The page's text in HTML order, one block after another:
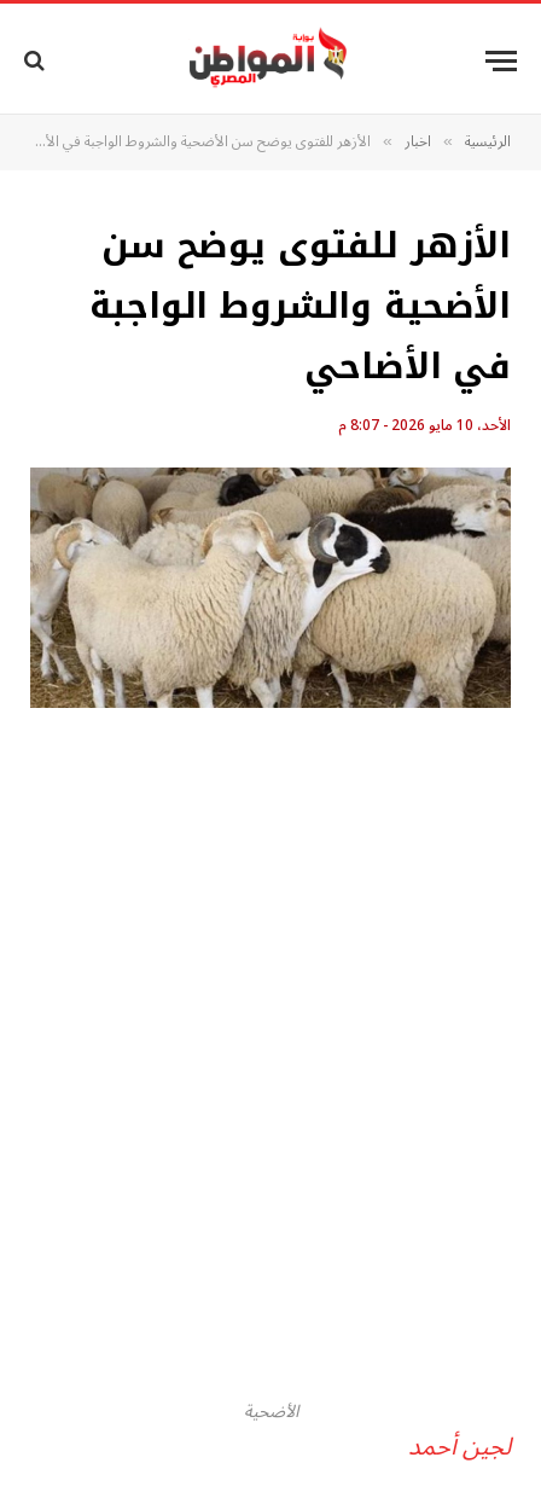
الرئيسية » اخبار » الأزهر للفتوى يوضح سن الأضحية والشروط الواجبة في الأضاحي
الأزهر للفتوى يوضح سن
الأضحية والشروط الواجبة
في الأضاحي
الأحد، 10 مايو 2026 - 8:07 م
الأضحية
لجين أحمد